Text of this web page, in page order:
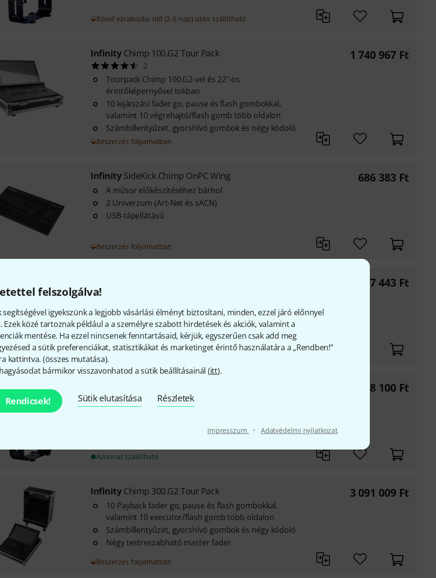
felszolgálva!
segítségével igyekszünk a legjobb vásárlási élményt biztosítani, minden, ezzel járó előnnyel
Ezek közé tartoznak például a a személyre szabott hirdetések és akciók, valamint a
mentése. Ha ezzel nincsenek fenntartásaid, kérjük, egyszerűen csak add meg
a sütik preferenciákat, statisztikákat és marketinget érintő használatára a „Rendben!”
kattintva. (összes mutatása).
bármikor visszavonhatod a sütik beállításainál (itt).
Rendicsek! Sütik elutasítása Részletek
Impresszum · Adatvédelmi nyilatkozat
Rövid várakozási idő (2-5 nap) után szállítható
Infinity Chimp 100.G2 Tour Pack
2
Tourpack Chimp 100.G2-vel és 22"-os
érintőképernyővel tokban
10 lejátszási fader go, pause és flash gombokkal,
valamint 10 végrehajtó/flash gomb több oldalon
Számbillentyűzet, gyorshívó gombok és négy kódoló
Beszerzés folyamatban
1 740 967 Ft
Infinity SideKick Chimp OnPC Wing
A műsor előkészítéséhez bárhol
2 Univerzum (Art-Net és sACN)
USB-tápellátású
Beszerzés folyamatban
686 383 Ft
Anyag: 9 mm-es multiplex, laminált
30 mm-es alumínium él
Rövid várakozási idő (2-5 nap) után szállítható
277 443 Ft
Fényforrás: LED (7 x 15 W)
Azonnal szállítható
138 100 Ft
Infinity Chimp 300.G2 Tour Pack
10 Payback fader go, pause és flash gombokkal,
valamint 10 executor/flash gomb több oldalon
Számbillentyűzet, gyorshívó gombok és négy kódoló
Négy testreszabható master fader
Beszerzés folyamatban
3 091 009 Ft